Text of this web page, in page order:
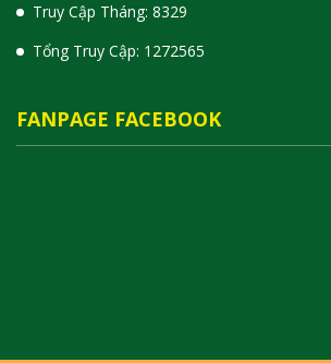
Truy Cập Tháng: 8329
Tổng Truy Cập: 1 272565
FANPAGE FACEBOOK